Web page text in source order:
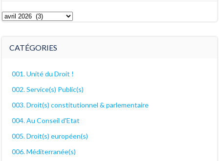
Les
CATÉGORIES
001. Unité du Droit !
002. Service(s) Public(s)
003. Droit(s) constitutionnel & parlementaire
004. Au Conseil d'Etat
005. Droit(s) européen(s)
006. Méditerranée(s)